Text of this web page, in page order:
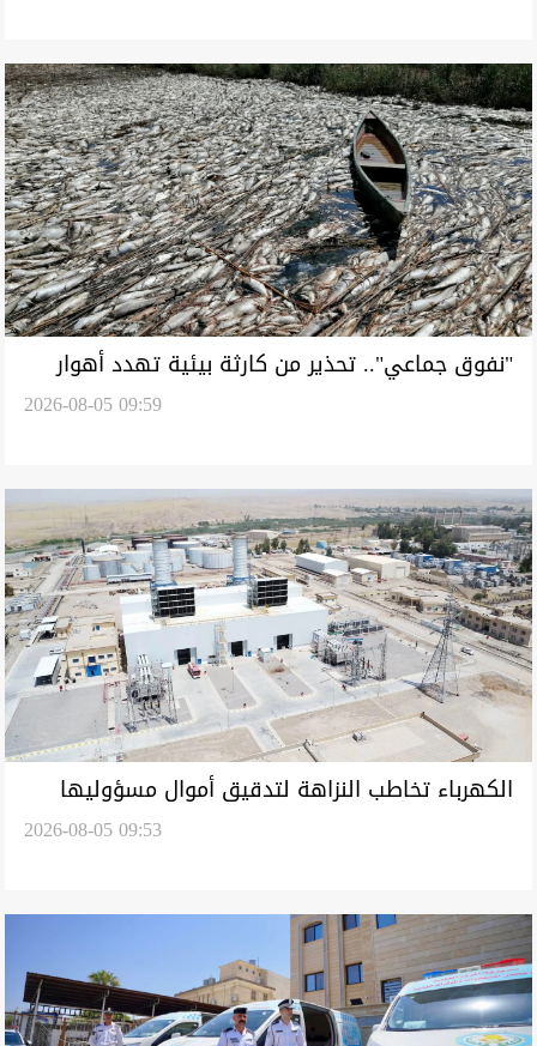
"نفوق جماعي".. تحذير من كارثة بيئية تهدد أهوار
2026-08-05 09:59
الكهرباء تخاطب النزاهة لتدقيق أموال مسؤوليها
2026-08-05 09:53